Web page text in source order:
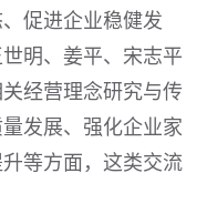
促进企业稳健发
明、姜平、宋志平
经营理念研究与传
发展、强化企业家
等方面，这类交流